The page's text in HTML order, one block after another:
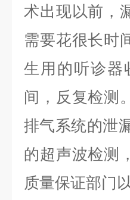
术出现以前，
需要花很长时
生用的听诊器
间，反复检测
排气系统的泄
的超声波检测
质量保证部门